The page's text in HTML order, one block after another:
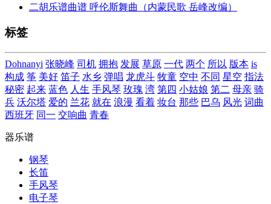
二胡乐谱曲谱 呼伦斯舞曲（内蒙民歌 岳峰改编）
标签
Dohnanyi 张晓峰 司机 拥抱 发展 草原 一代 两个 所以 版本 is
构成 筝 美好 笛子 水乡 弹唱 龙虎斗 牧童 空中 不同 星空 指法
秘密 起来 蓝色 人生 手风琴 玫瑰 湾 第四 小姑娘 第二 母亲 骑
兵 沃尔塔 爱的 兰花 就在 浪漫 看着 妆台 那些 巴乌 风光 词曲
西班牙 同一 交响曲 青春
器乐谱
钢琴
长笛
手风琴
电子琴